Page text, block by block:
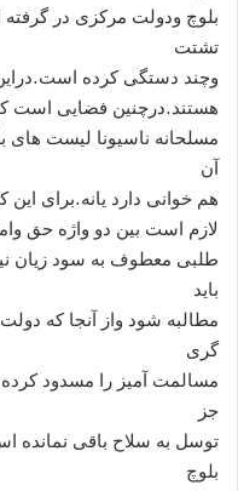
بلوچ ودولت مرکزی در گرفته
تشتت
وچند دستگی کرده
هستند.درچنین فضایی است
مسلحانه ناسیونا لیست های
آن
هم خوانی دارد یانه.برای این
لازم است بین دو واژه حق
طلبی معطوف به سود زیان
باید
مطالبه شود واز آنجا که
گری
مسالمت آمیز را مسدود کرده
جز
توسل به سلاح باقی
بلوچ